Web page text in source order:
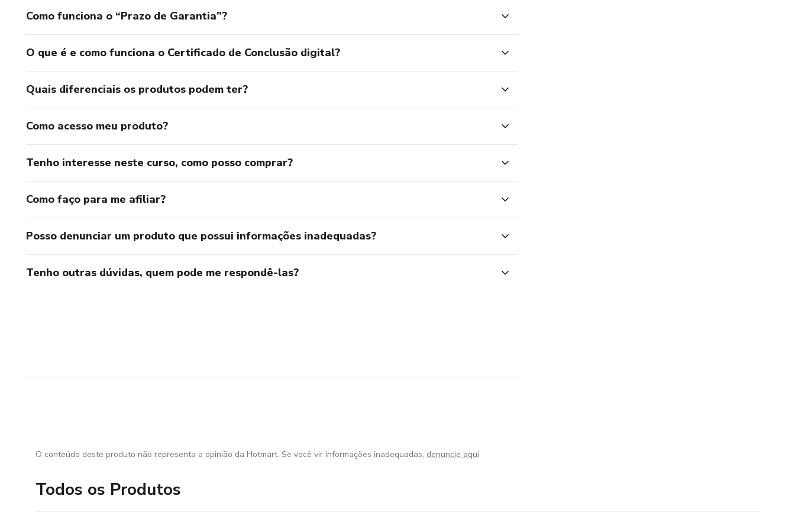
Como funciona o “Prazo de Garantia”?
O que é e como funciona o Certificado de Conclusão digital?
Quais diferenciais os produtos podem ter?
Como acesso meu produto?
Tenho interesse neste curso, como posso comprar?
Como faço para me afiliar?
Posso denunciar um produto que possui informações inadequadas?
Tenho outras dúvidas, quem pode me respondê-las?
O conteúdo deste produto não representa a opinião da Hotmart. Se você vir informações inadequadas, denuncie aqui
Todos os Produtos